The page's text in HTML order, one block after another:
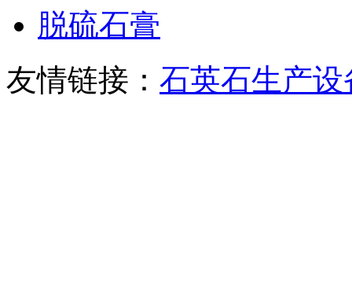
脱硫石膏
友情链接： 石英石生产设